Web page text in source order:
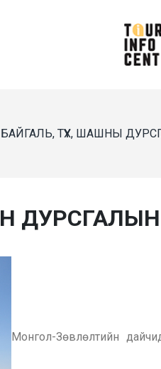
БАЙГАЛЬ, ТҮҮХ, ШАШНЫ
Монгол-Зөвлөлтийн